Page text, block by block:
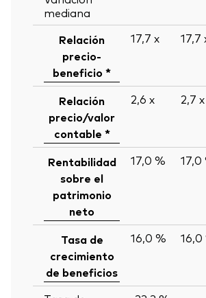
mediana
Relación
precio-
beneficio *
17,7 x 17,7
Relación
precio/valor
contable *
2,6 x 2,7 x
Rentabilidad
sobre el
patrimonio
neto
17,0 % 17,0
Tasa de
crecimiento
de beneficios
16,0 % 16,0